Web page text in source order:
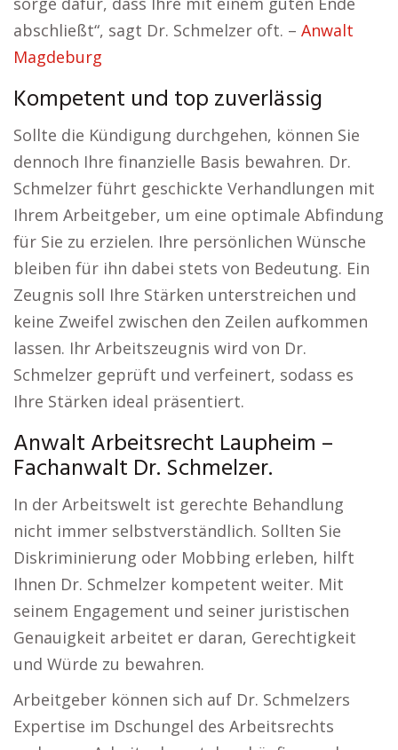
abschließt“, sagt Dr. Schmelzer oft. – Anwalt
Magdeburg
Kompetent und top zuverlässig
Sollte die Kündigung durchgehen, können Sie
dennoch Ihre finanzielle Basis bewahren. Dr.
Schmelzer führt geschickte Verhandlungen mit
Ihrem Arbeitgeber, um eine optimale Abfindung
für Sie zu erzielen. Ihre persönlichen Wünsche
bleiben für ihn dabei stets von Bedeutung. Ein
Zeugnis soll Ihre Stärken unterstreichen und
keine Zweifel zwischen den Zeilen aufkommen
lassen. Ihr Arbeitszeugnis wird von Dr.
Schmelzer geprüft und verfeinert, sodass es
Ihre Stärken ideal präsentiert.
Anwalt Arbeitsrecht Laupheim –
Fachanwalt Dr. Schmelzer.
In der Arbeitswelt ist gerechte Behandlung
nicht immer selbstverständlich. Sollten Sie
Diskriminierung oder Mobbing erleben, hilft
Ihnen Dr. Schmelzer kompetent weiter. Mit
seinem Engagement und seiner juristischen
Genauigkeit arbeitet er daran, Gerechtigkeit
und Würde zu bewahren.
Arbeitgeber können sich auf Dr. Schmelzers
Expertise im Dschungel des Arbeitsrechts